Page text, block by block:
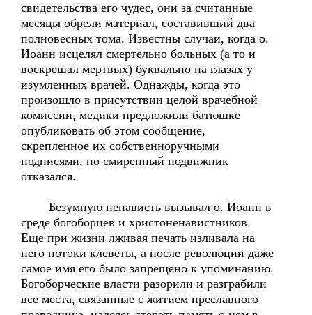
свидетельства его чудес, они за считанные
месяцы обрели материал, составивший два
полновесных тома. Известны случаи, когда о.
Иоанн исцелял смертельно больных (а то и
воскрешал мертвых) буквально на глазах у
изумленных врачей. Однажды, когда это
произошло в присутствии целой врачебной
комиссии, медики предложили батюшке
опубликовать об этом сообщение,
скрепленное их собственноручными
подписями, но смиренный подвижник
отказался.
Безумную ненависть вызывал о. Иоанн в
среде богоборцев и христоненавистников.
Еще при жизни лживая печать изливала на
него потоки клеветы, а после революции даже
самое имя его было запрещено к упоминанию.
Богоборческие власти разорили и разграбили
все места, связанные с житием преславного